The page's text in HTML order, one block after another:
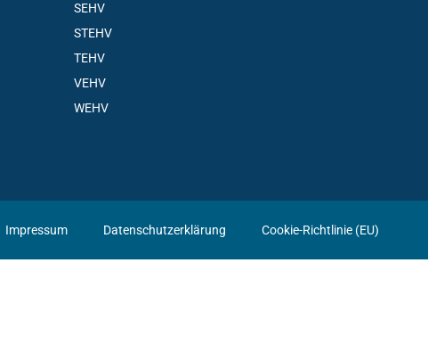
SEHV
STEHV
TEHV
VEHV
WEHV
Impressum Datenschutzerklärung Cookie-Richtlinie (EU)